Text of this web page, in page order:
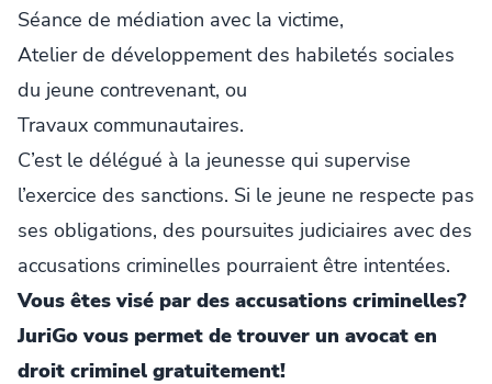
Séance de médiation avec la victime,
Atelier de développement des habiletés sociales
du jeune contrevenant, ou
Travaux communautaires.
C’est le délégué à la jeunesse qui supervise
l’exercice des sanctions. Si le jeune ne respecte pas
ses obligations, des poursuites judiciaires avec des
accusations criminelles pourraient être intentées.
Vous êtes visé par des accusations criminelles?
JuriGo vous permet de trouver un avocat en
droit criminel gratuitement!